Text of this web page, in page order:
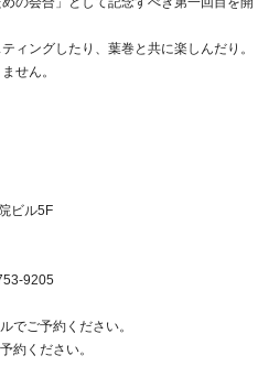
ィングしたり、葉巻と共に楽しんだり。
せん。
ビル5F
9205
でご予約ください。
約ください。